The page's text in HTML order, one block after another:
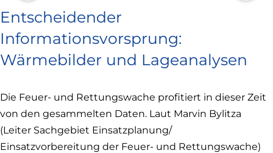
Entscheidender
Informationsvorsprung:
Wärmebilder und Lageanalysen
Die Feuer- und Rettungswache profitiert in dieser Zeit
von den gesammelten Daten. Laut Marvin Bylitza
(Leiter Sachgebiet Einsatzplanung/
Einsatzvorbereitung der Feuer- und Rettungswache)